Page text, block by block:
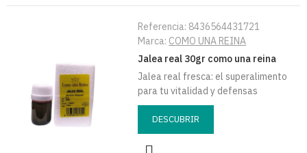
Referencia: 8436564431721
Marca: COMO UNA REINA
Jalea real 30gr como una reina
Jalea real fresca: el superalimento
para tu vitalidad y defensas
DESCUBRIR